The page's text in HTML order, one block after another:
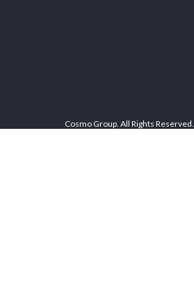
Cosmo Group. All Rights Reserved.